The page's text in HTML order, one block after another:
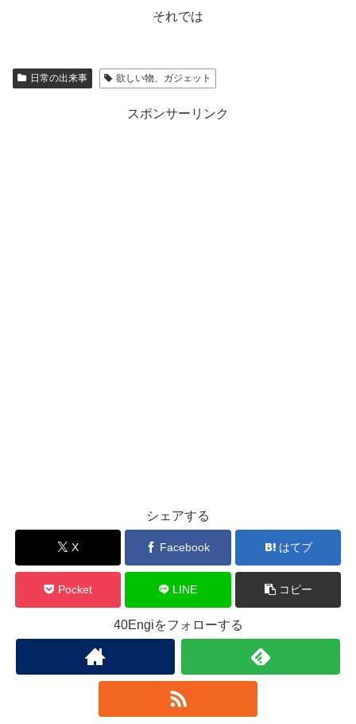
それでは
日常の出来事 欲しい物、ガジェット
スポンサーリンク
シェアする
X Facebook はてブ
Pocket LINE コピー
40Engiをフォローする